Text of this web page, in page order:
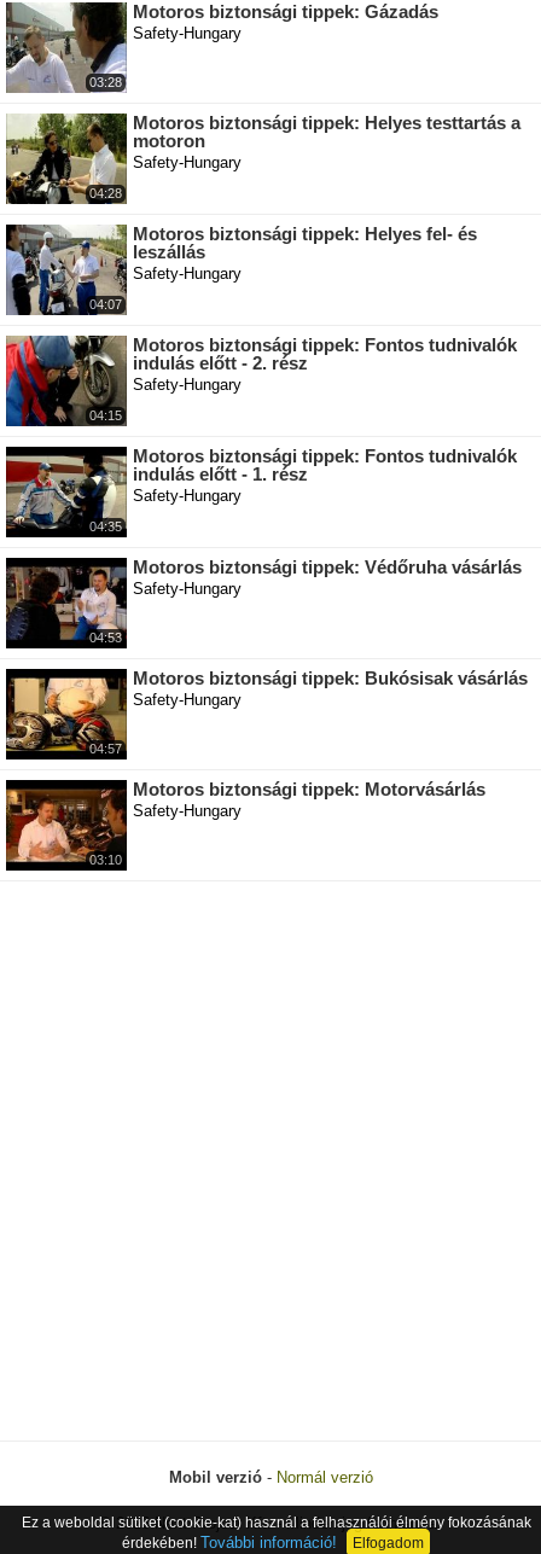
03:28
Motoros biztonsági tippek: Gázadás
Safety-Hungary
04:28
Motoros biztonsági tippek: Helyes testtartás a
motoron
Safety-Hungary
04:07
Motoros biztonsági tippek: Helyes fel- és
leszállás
Safety-Hungary
04:15
Motoros biztonsági tippek: Fontos tudnivalók
indulás előtt - 2. rész
Safety-Hungary
04:35
Motoros biztonsági tippek: Fontos tudnivalók
indulás előtt - 1. rész
Safety-Hungary
04:53
Motoros biztonsági tippek: Védőruha vásárlás
Safety-Hungary
04:57
Motoros biztonsági tippek: Bukósisak vásárlás
Safety-Hungary
03:10
Motoros biztonsági tippek: Motorvásárlás
Safety-Hungary
Mobil verzió- Normál verzió
© 2026 Next Project Kft. - Minden jog fenntartva.
Ez a weboldal sütiket (cookie-kat) használ a felhasználói élmény fokozásának
érdekében! További információ! Elfogadom